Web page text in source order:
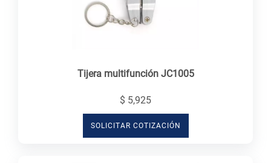
Tijera multifunción JC1005
$ 5,925
SOLICITAR COTIZACIÓN